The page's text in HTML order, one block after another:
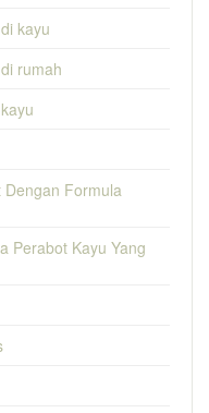
kayu
rumah
Formula
Perabot Kayu Yang